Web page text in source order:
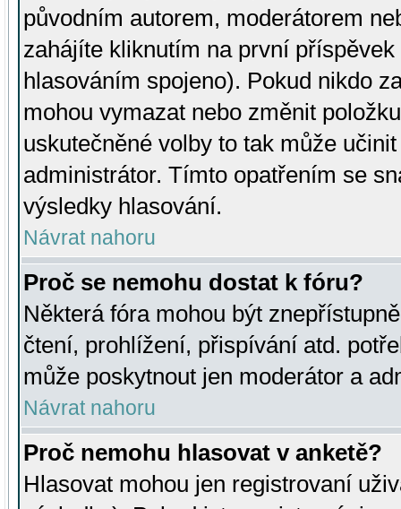
původním autorem, moderátorem
zahájíte kliknutím na první
hlasováním spojeno). Pokud nikdo
mohou vymazat nebo změnit
uskutečněné volby to tak může
administrátor. Tímto opatřením se
výsledky hlasování.
Návrat nahoru
Proč se nemohu dostat k fóru?
Některá fóra mohou být
čtení, prohlížení, přispívání atd.
může poskytnout jen moderátor a
Návrat nahoru
Proč nemohu hlasovat v anketě?
Hlasovat mohou jen registrovaní